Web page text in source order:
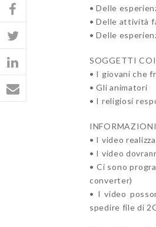
• Delle
• Delle attività
• Delle
SOGGETTI
• I giovani che
• Gli animatori
• I religiosi
• I video
• I video
• Ci sono
converter)
• I video
spedire file di